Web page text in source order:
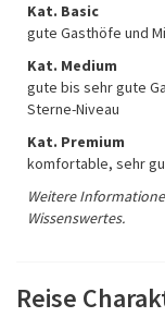
Kat. Basic
gute Gasthöfe und
Kat. Medium
gute bis sehr gute
Sterne-Niveau
Kat. Premium
komfortable, sehr
Weitere
Wissenswertes.
Reise